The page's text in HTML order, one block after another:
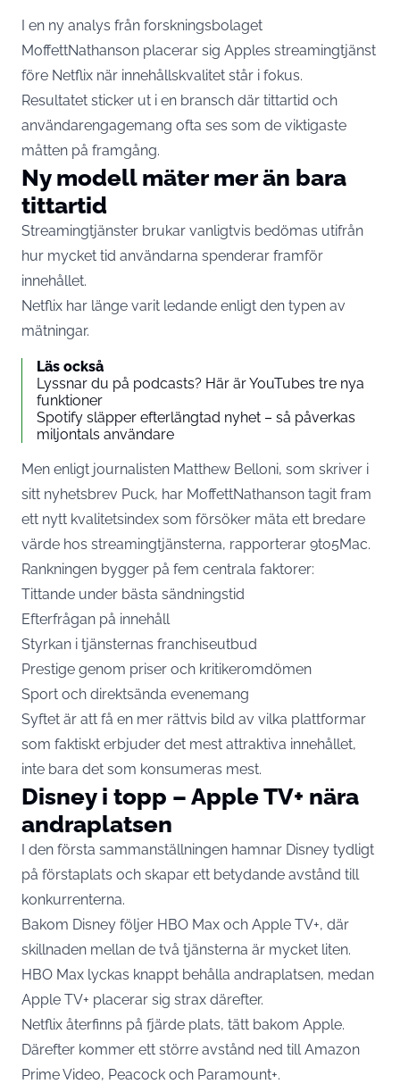
I en ny analys från forskningsbolaget
MoffettNathanson placerar sig Apples streamingtjänst
före Netflix när innehållskvalitet står i fokus.
Resultatet sticker ut i en bransch där tittartid och
användarengagemang ofta ses som de viktigaste
måtten på framgång.
Ny modell mäter mer än bara
tittartid
Streamingtjänster brukar vanligtvis bedömas utifrån
hur mycket tid användarna spenderar framför
innehållet.
Netflix har länge varit ledande enligt den typen av
mätningar.
Läs också
Lyssnar du på podcasts? Här är YouTubes tre nya
funktioner
Spotify släpper efterlängtad nyhet – så påverkas
miljontals användare
Men enligt journalisten Matthew Belloni, som skriver i
sitt nyhetsbrev Puck, har MoffettNathanson tagit fram
ett nytt kvalitetsindex som försöker mäta ett bredare
värde hos streamingtjänsterna, rapporterar 9to5Mac.
Rankningen bygger på fem centrala faktorer:
Tittande under bästa sändningstid
Efterfrågan på innehåll
Styrkan i tjänsternas franchiseutbud
Prestige genom priser och kritikeromdömen
Sport och direktsända evenemang
Syftet är att få en mer rättvis bild av vilka plattformar
som faktiskt erbjuder det mest attraktiva innehållet,
inte bara det som konsumeras mest.
Disney i topp – Apple TV+ nära
andraplatsen
I den första sammanställningen hamnar Disney tydligt
på förstaplats och skapar ett betydande avstånd till
konkurrenterna.
Bakom Disney följer HBO Max och Apple TV+, där
skillnaden mellan de två tjänsterna är mycket liten.
HBO Max lyckas knappt behålla andraplatsen, medan
Apple TV+ placerar sig strax därefter.
Netflix återfinns på fjärde plats, tätt bakom Apple.
Därefter kommer ett större avstånd ned till Amazon
Prime Video, Peacock och Paramount+.